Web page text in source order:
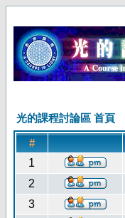
光的課程討論區 首頁
#
1
2
3